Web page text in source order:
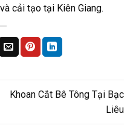
cải tạo tại Kiên Giang.
Khoan Cắt Bê Tông Tại Bạc
Liêu